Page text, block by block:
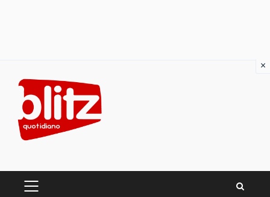
content
PRIMARY
×